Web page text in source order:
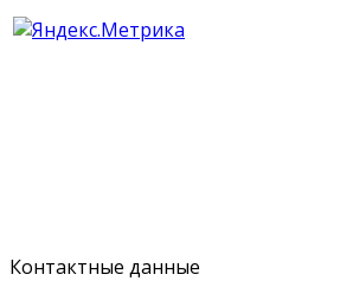
Контактные данные